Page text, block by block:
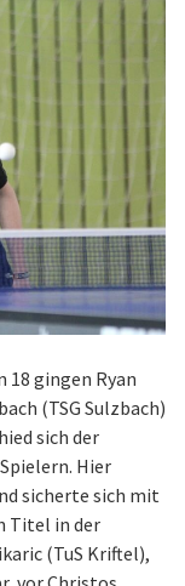
18 gingen Ryan
(TSG Sulzbach)
sich der
Hier
sicherte sich mit
Titel in der
(TuS Kriftel),